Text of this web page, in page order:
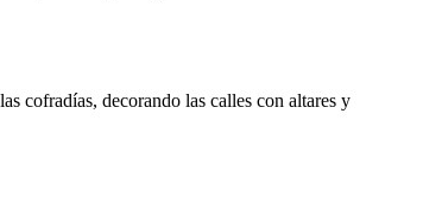
cofradías, decorando las calles con altares y